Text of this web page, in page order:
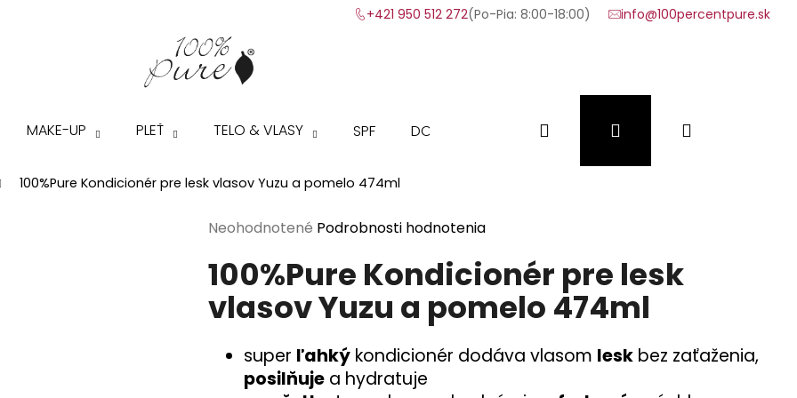
+421 950 512 272(Po-Pia: 8:00-18:00) info@100percentpure.sk
MAKE-UP PLEŤ TELO & VLASY SPF DOPLNKY VÝHODNÉ SADY VZORKY
Hľadať Prihlásenie
100%Pure Kondicionér pre lesk vlasov Yuzu a pomelo 474ml
Priemerné
produktu
je
0,0
z
hviezdičiek.
Neohodnotené Podrobnosti hodnotenia
100%Pure Kondicionér pre lesk
vlasov Yuzu a pomelo 474ml
super ľahký kondicionér dodáva vlasom lesk bez zaťaženia,
posilňuje a hydratuje
Čo potrebujete nájsť?